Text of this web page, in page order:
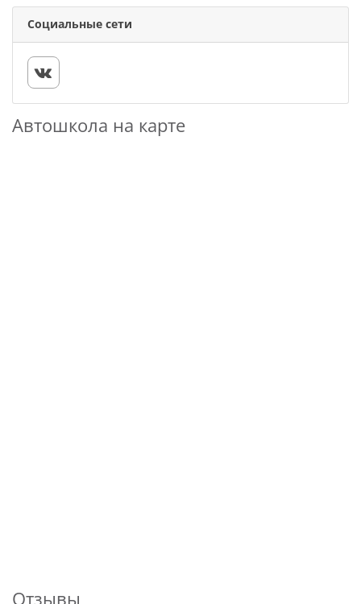
Социальные сети
Автошкола на карте
Отзывы